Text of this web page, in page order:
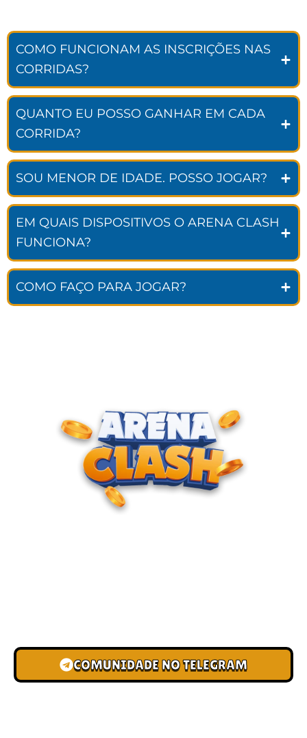
COMO FUNCIONAM AS INSCRIÇÕES NAS
CORRIDAS?
QUANTO EU POSSO GANHAR EM CADA
CORRIDA?
SOU MENOR DE IDADE. POSSO JOGAR?
EM QUAIS DISPOSITIVOS O ARENA CLASH
FUNCIONA?
COMO FAÇO PARA JOGAR?
COMUNIDADE NO TELEGRAM